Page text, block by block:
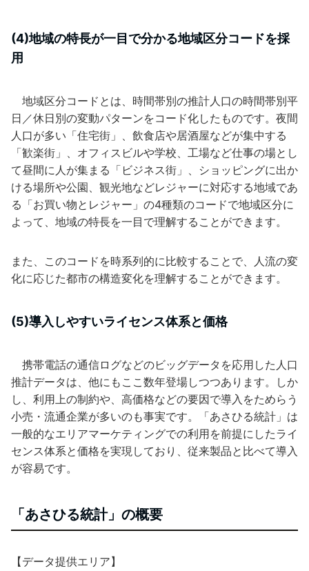
(4)地域の特長が一目で分かる地域区分コードを採
用
地域区分コードとは、時間帯別の推計人口の時間帯別平
日／休日別の変動パターンをコード化したものです。夜間
人口が多い「住宅街」、飲食店や居酒屋などが集中する
「歓楽街」、オフィスビルや学校、工場など仕事の場とし
て昼間に人が集まる「ビジネス街」、ショッピングに出か
ける場所や公園、観光地などレジャーに対応する地域であ
る「お買い物とレジャー」の4種類のコードで地域区分に
よって、地域の特長を一目で理解することができます。
また、このコードを時系列的に比較することで、人流の変
化に応じた都市の構造変化を理解することができます。
(5)導入しやすいライセンス体系と価格
携帯電話の通信ログなどのビッグデータを応用した人口
推計データは、他にもここ数年登場しつつあります。しか
し、利用上の制約や、高価格などの要因で導入をためらう
小売・流通企業が多いのも事実です。「あさひる統計」は
一般的なエリアマーケティングでの利用を前提にしたライ
センス体系と価格を実現しており、従来製品と比べて導入
が容易です。
「あさひる統計」の概要
【データ提供エリア】